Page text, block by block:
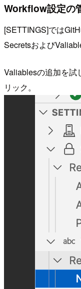
Workflow設定の
[SETTINGS]では
Secretsおよび
Valiablesの追加を試
リック。